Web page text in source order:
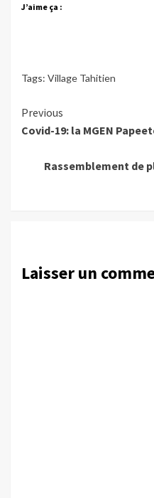
J’aime ça :
Tags: Village Tahitien
Continue
Reading
Previous
Covid-19: la MGEN
Rassemblement de
Laisser un